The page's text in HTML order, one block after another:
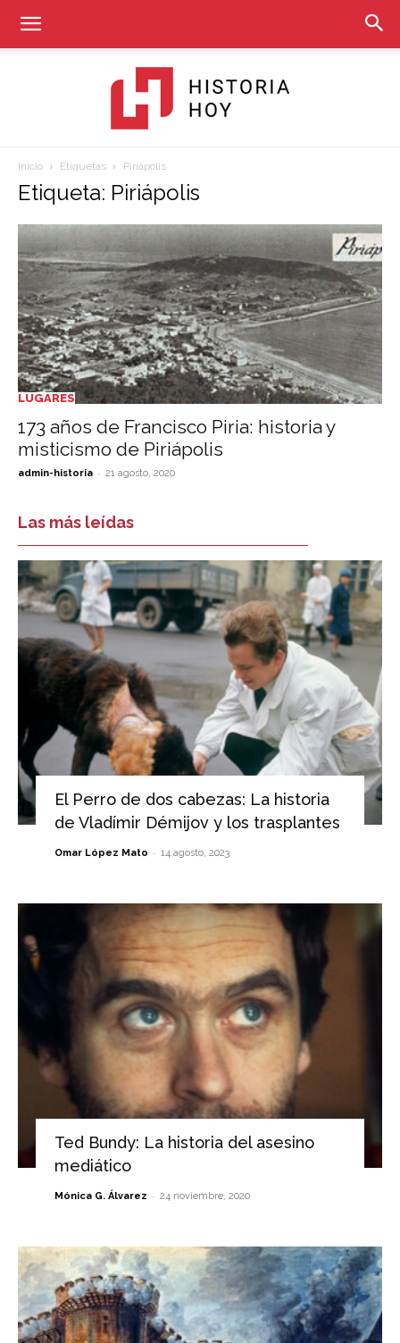
Inicio Etiquetas Piriápolis
Etiqueta: Piriápolis
LUGARES
173 años de Francisco Piria: historia y
misticismo de Piriápolis
admin-historia - 21 agosto, 2020
Las más leídas
El Perro de dos cabezas: La historia
de Vladímir Démijov y los trasplantes
Omar López Mato - 14 agosto, 2023
Ted Bundy: La historia del asesino
mediático
Mónica G. Álvarez - 24 noviembre, 2020